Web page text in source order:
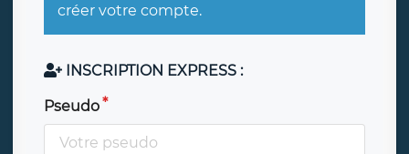
créer votre compte.
INSCRIPTION EXPRESS :
Pseudo